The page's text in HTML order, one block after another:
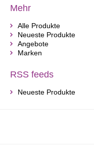
Mehr
Alle Produkte
Neueste Produkte
Angebote
Marken
RSS feeds
Neueste Produkte